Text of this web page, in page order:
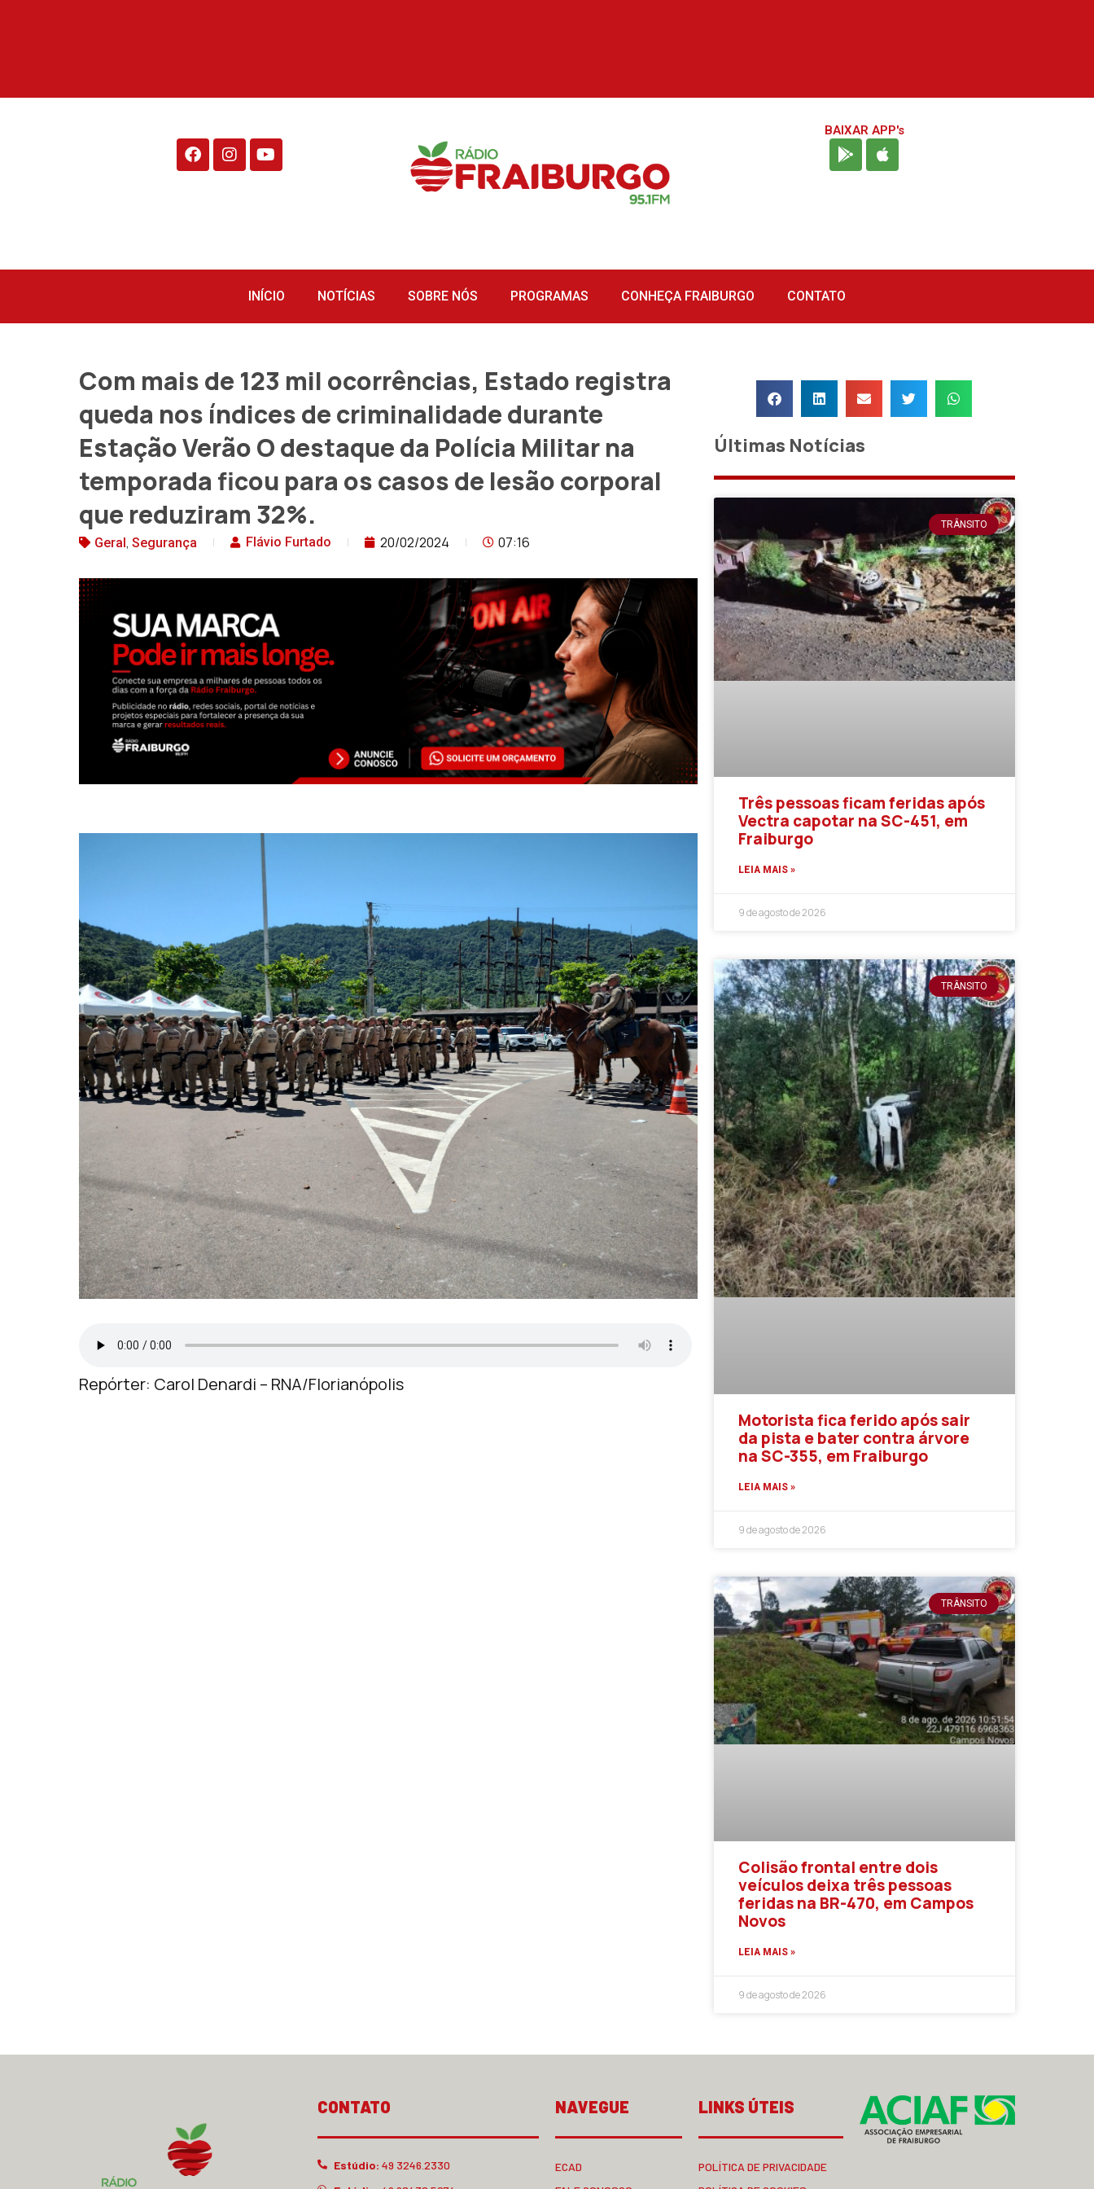
BAIXAR APP's
INÍCIO NOTÍCIAS SOBRE NÓS PROGRAMAS CONHEÇA FRAIBURGO CONTATO
Com mais de 123 mil ocorrências, Estado registra
queda nos índices de criminalidade durante
Estação Verão O destaque da Polícia Militar na
temporada ficou para os casos de lesão corporal
que reduziram 32%.
Geral, Segurança Flávio Furtado 20/02/2024 07:16
Repórter: Carol Denardi – RNA/Florianópolis
Últimas Notícias
TRÂNSITO
Três pessoas ficam feridas após
Vectra capotar na SC-451, em
Fraiburgo
LEIA MAIS »
9 de agosto de 2026
TRÂNSITO
Motorista fica ferido após sair
da pista e bater contra árvore
na SC-355, em Fraiburgo
LEIA MAIS »
9 de agosto de 2026
TRÂNSITO
Colisão frontal entre dois
veículos deixa três pessoas
feridas na BR-470, em Campos
Novos
LEIA MAIS »
9 de agosto de 2026
CONTATO
Estúdio: 49 3246.2330
NAVEGUE
ECAD
LINKS ÚTEIS
POLÍTICA DE PRIVACIDADE